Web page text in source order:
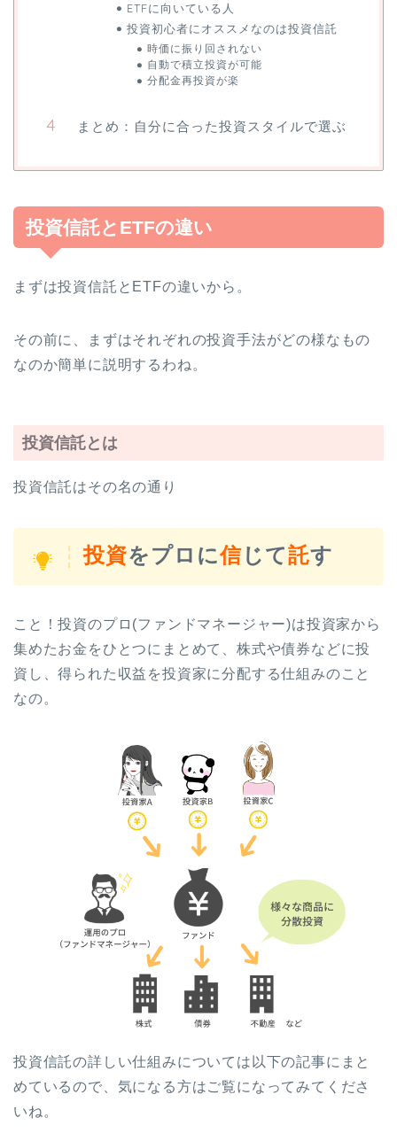
ETFに向いている人
投資初心者にオススメなのは投資信託
時価に振り回されない
自動で積立投資が可能
分配金再投資が楽
まとめ：自分に合った投資スタイルで選ぶ
投資信託とETFの違い
まずは投資信託とETFの違いから。
その前に、まずはそれぞれの投資手法がどの様なもの
なのか簡単に説明するわね。
投資信託とは
投資信託はその名の通り
投資をプロに信じて託す
こと！投資のプロ(ファンドマネージャー)は投資家から
集めたお金をひとつにまとめて、株式や債券などに投
資し、得られた収益を投資家に分配する仕組みのこと
なの。
投資信託の詳しい仕組みについては以下の記事にまと
めているので、気になる方はご覧になってみてくださ
いね。